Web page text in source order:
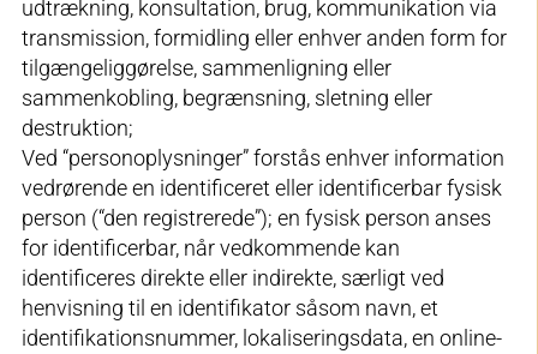
udtrækning, konsultation, brug, kommunikation via
transmission, formidling eller enhver anden form for
tilgængeliggørelse, sammenligning eller
sammenkobling, begrænsning, sletning eller
destruktion;
Ved “personoplysninger” forstås enhver information
vedrørende en identificeret eller identificerbar fysisk
person (“den registrerede”); en fysisk person anses
for identificerbar, når vedkommende kan
identificeres direkte eller indirekte, særligt ved
henvisning til en identifikator såsom navn, et
identifikationsnummer, lokaliseringsdata, en online-